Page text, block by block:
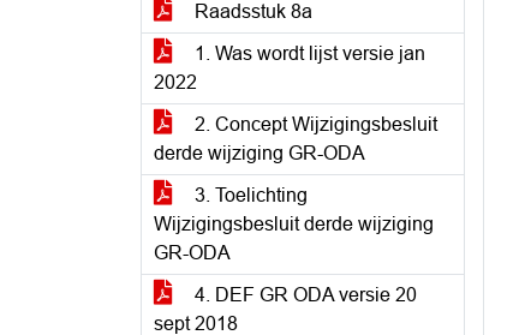
Raadsstuk 8a
1. Was wordt lijst versie jan
2022
2. Concept Wijzigingsbesluit
derde wijziging GR-ODA
3. Toelichting
Wijzigingsbesluit derde wijziging
GR-ODA
4. DEF GR ODA versie 20
sept 2018